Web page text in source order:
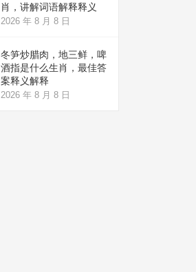
肖，讲解词语解释释义
2026 年 8 月 8 日
冬笋炒腊肉，地三鲜，啤
酒指是什么生肖，最佳答
案释义解释
2026 年 8 月 8 日